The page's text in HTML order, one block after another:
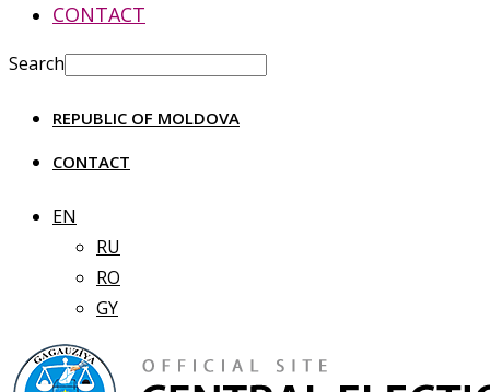
CONTACT
Search
REPUBLIC OF MOLDOVA
CONTACT
EN
RU
RO
GY